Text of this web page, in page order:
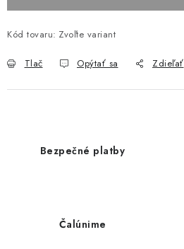
Kód tovaru: Zvoľte variant
Tlač Opýtať sa Zdieľať
Bezpečné platby
Čalúnime